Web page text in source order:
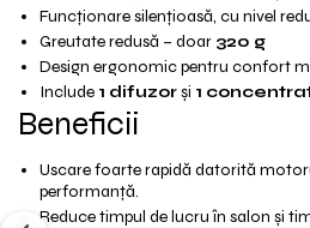
Funcționare silențioasă, cu nivel
Greutate redusă – doar 320 g
Design ergonomic pentru confort
Include 1 difuzorși 1
Beneficii
Uscare foarte rapidă datorită
performanță.
Reduce timpul de lucru în salon și